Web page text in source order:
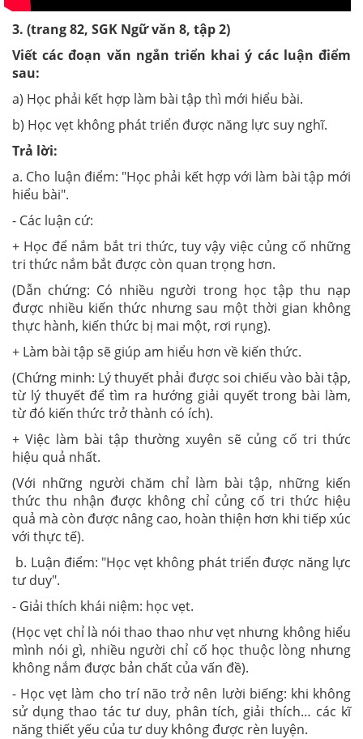
3. (trang 82, SGK Ngữ văn 8, tập 2)
Viết các đoạn văn ngắn triển khai ý các luận điểm
sau:
a) Học phải kết hợp làm bài tập thì mới hiểu bài.
b) Học vẹt không phát triển được năng lực suy nghĩ.
Trả lời:
a. Cho luận điểm: "Học phải kết hợp với làm bài tập mới
hiểu bài".
- Các luận cứ:
+ Học để nắm bắt tri thức, tuy vậy việc củng cố những
tri thức nắm bắt được còn quan trọng hơn.
(Dẫn chứng: Có nhiều người trong học tập thu nạp
được nhiều kiến thức nhưng sau một thời gian không
thực hành, kiến thức bị mai một, rơi rụng).
+ Làm bài tập sẽ giúp am hiểu hơn về kiến thức.
(Chứng minh: Lý thuyết phải được soi chiếu vào bài tập,
từ lý thuyết để tìm ra hướng giải quyết trong bài làm,
từ đó kiến thức trở thành có ích).
+ Việc làm bài tập thường xuyên sẽ củng cố tri thức
hiệu quả nhất.
(Với những người chăm chỉ làm bài tập, những kiến
thức thu nhận được không chỉ củng cố tri thức hiệu
quả mà còn được nâng cao, hoàn thiện hơn khi tiếp xúc
với thực tế).
b. Luận điểm: "Học vẹt không phát triển được năng lực
tư duy".
- Giải thích khái niệm: học vẹt.
(Học vẹt chỉ là nói thao thao như vẹt nhưng không hiểu
mình nói gì, nhiều người chỉ cố học thuộc lòng nhưng
không nắm được bản chất của vấn đề).
- Học vẹt làm cho trí não trở nên lười biếng: khi không
sử dụng thao tác tư duy, phân tích, giải thích… các kĩ
năng thiết yếu của tư duy không được rèn luyện.